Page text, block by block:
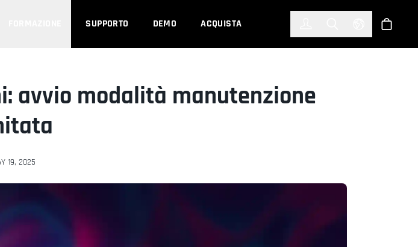
SUPPORTO DEMO ACQUISTA Select Shop
avvio modalità manutenzione
19, 2025